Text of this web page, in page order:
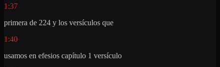
1:37
primera de 224 y los versículos que
1:40
usamos en efesios capítulo 1 versículo